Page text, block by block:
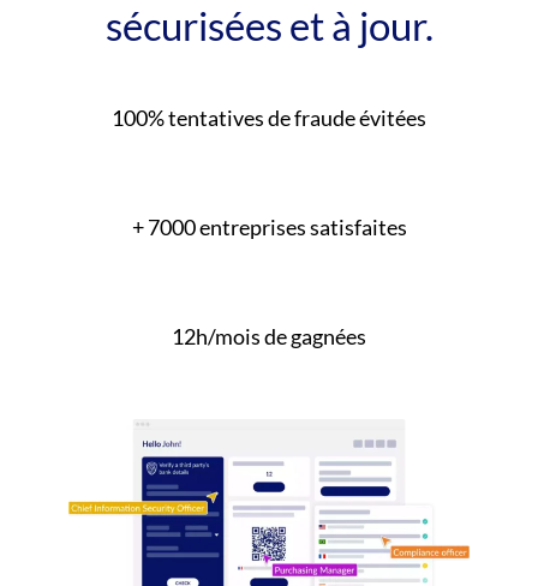
Planifiez une démo
sécurisées et à jour.
100% tentatives de fraude évitées
+ 7000 entreprises satisfaites
12h/mois de gagnées